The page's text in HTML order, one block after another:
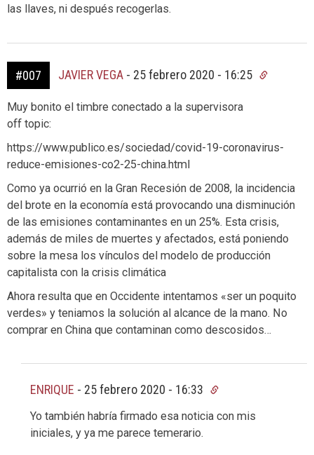
las llaves, ni después recogerlas.
#007 JAVIER VEGA - 25 febrero 2020 - 16:25
Muy bonito el timbre conectado a la supervisora
off topic:
https://www.publico.es/sociedad/covid-19-coronavirus-
reduce-emisiones-co2-25-china.html
Como ya ocurrió en la Gran Recesión de 2008, la incidencia
del brote en la economía está provocando una disminución
de las emisiones contaminantes en un 25%. Esta crisis,
además de miles de muertes y afectados, está poniendo
sobre la mesa los vínculos del modelo de producción
capitalista con la crisis climática
Ahora resulta que en Occidente intentamos «ser un poquito
verdes» y teniamos la solución al alcance de la mano. No
comprar en China que contaminan como descosidos…
ENRIQUE - 25 febrero 2020 - 16:33
Yo también habría firmado esa noticia con mis
iniciales, y ya me parece temerario.